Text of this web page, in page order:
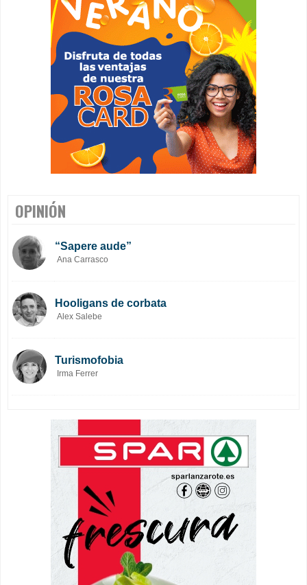
OPINIÓN
“Sapere aude”
Ana Carrasco
Hooligans de corbata
Alex Salebe
Turismofobia
Irma Ferrer